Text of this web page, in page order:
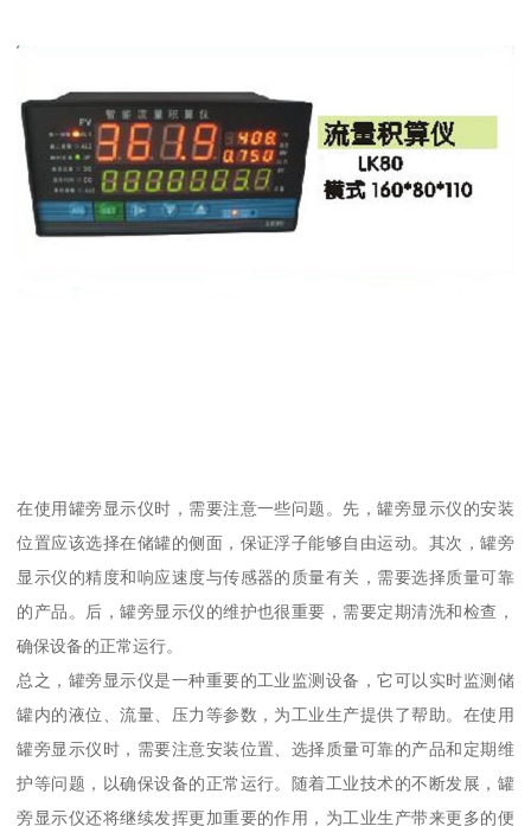
在使用罐旁显示仪时，需要注意一些问题。先，罐旁显示仪的安装
位置应该选择在储罐的侧面，保证浮子能够自由运动。其次，罐旁
显示仪的精度和响应速度与传感器的质量有关，需要选择质量可靠
的产品。后，罐旁显示仪的维护也很重要，需要定期清洗和检查，
确保设备的正常运行。
总之，罐旁显示仪是一种重要的工业监测设备，它可以实时监测储
罐内的液位、流量、压力等参数，为工业生产提供了帮助。在使用
罐旁显示仪时，需要注意安装位置、选择质量可靠的产品和定期维
护等问题，以确保设备的正常运行。随着工业技术的不断发展，罐
旁显示仪还将继续发挥更加重要的作用，为工业生产带来更多的便